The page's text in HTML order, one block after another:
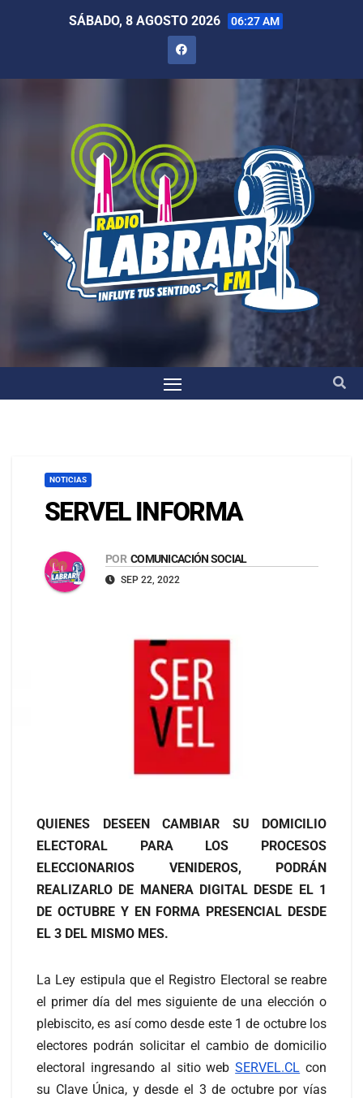
SÁBADO, 8 AGOSTO 2026 06:27 AM
NOTICIAS
SERVEL INFORMA
POR COMUNICACIÓN SOCIAL
SEP 22, 2022
QUIENES DESEEN CAMBIAR SU DOMICILIO
ELECTORAL PARA LOS PROCESOS
ELECCIONARIOS VENIDEROS, PODRÁN
REALIZARLO DE MANERA DIGITAL DESDE EL 1
DE OCTUBRE Y EN FORMA PRESENCIAL DESDE
EL 3 DEL MISMO MES.
La Ley estipula que el Registro Electoral se reabre
el primer día del mes siguiente de una elección o
plebiscito, es así como desde este 1 de octubre los
electores podrán solicitar el cambio de domicilio
electoral ingresando al sitio webSERVEL.CL con
su Clave Única, y desde el 3 de octubre por vías